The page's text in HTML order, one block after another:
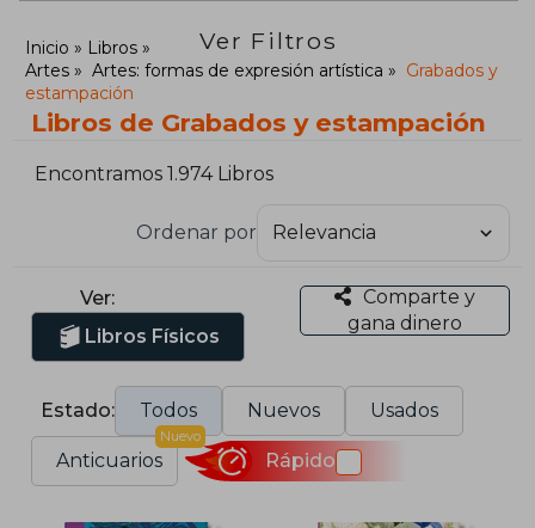
Ver Filtros
Inicio
Libros
Artes
Artes: formas de expresión artística
Grabados y
estampación
Libros de Grabados y estampación
Encontramos 1.974 Libros
Ordenar por
Ver:
Libros Físicos
Comparte y
gana dinero
Estado: Todos Nuevos Usados
Anticuarios
Nuevo
Rápido